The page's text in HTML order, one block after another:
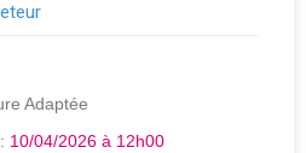
Adaptée
10/04/2026 à 12h00